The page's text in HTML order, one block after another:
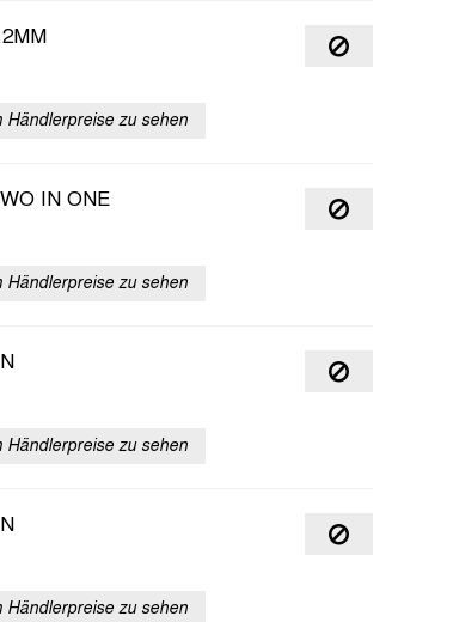
Händlerpreise zu sehen
IN ONE
Händlerpreise zu sehen
Händlerpreise zu sehen
Händlerpreise zu sehen